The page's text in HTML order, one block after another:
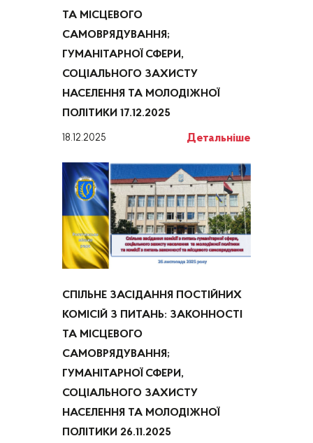
ТА МІСЦЕВОГО
САМОВРЯДУВАННЯ;
ГУМАНІТАРНОЇ СФЕРИ,
СОЦІАЛЬНОГО ЗАХИСТУ
НАСЕЛЕННЯ ТА МОЛОДІЖНОЇ
ПОЛІТИКИ 17.12.2025
18.12.2025 Детальніше
СПІЛЬНЕ ЗАСІДАННЯ ПОСТІЙНИХ
КОМІСІЙ З ПИТАНЬ: ЗАКОННОСТІ
ТА МІСЦЕВОГО
САМОВРЯДУВАННЯ;
ГУМАНІТАРНОЇ СФЕРИ,
СОЦІАЛЬНОГО ЗАХИСТУ
НАСЕЛЕННЯ ТА МОЛОДІЖНОЇ
ПОЛІТИКИ 26.11.2025